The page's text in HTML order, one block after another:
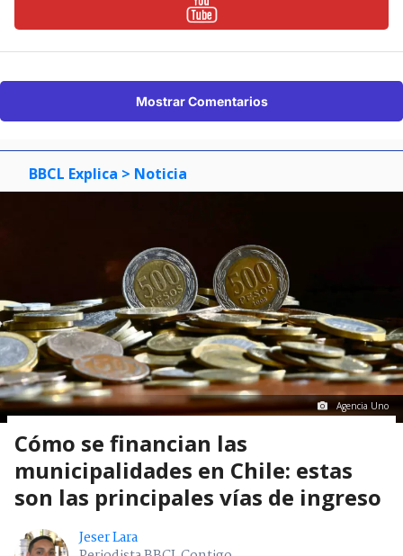
Mostrar Comentarios
BBCL Explica > Noticia
Agencia Uno
Cómo se financian las
municipalidades en Chile: estas
son las principales vías de ingreso
Jeser Lara